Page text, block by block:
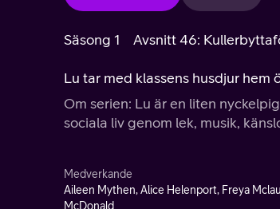
Säsong 1 Avsnitt 46:
Lu tar med klassens husdjur hem
Om serien: Lu är en liten
sociala liv genom lek, musik,
Medverkande
Aileen Mythen, Alice Helenport, Freya
McDonald